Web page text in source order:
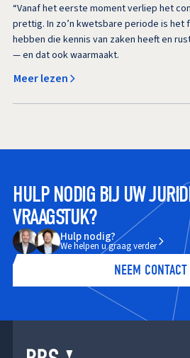
“Vanaf het eerste moment verliep het
prettig. In zo’n kwetsbare periode is het
hebben die kennis van zaken heeft en
— en dat ook waarmaakt.
Meer lezen
HULP NODIG BIJ UW
VRAAGSTUK?
Hulp nodig?
We helpen u graag verder
NEEM